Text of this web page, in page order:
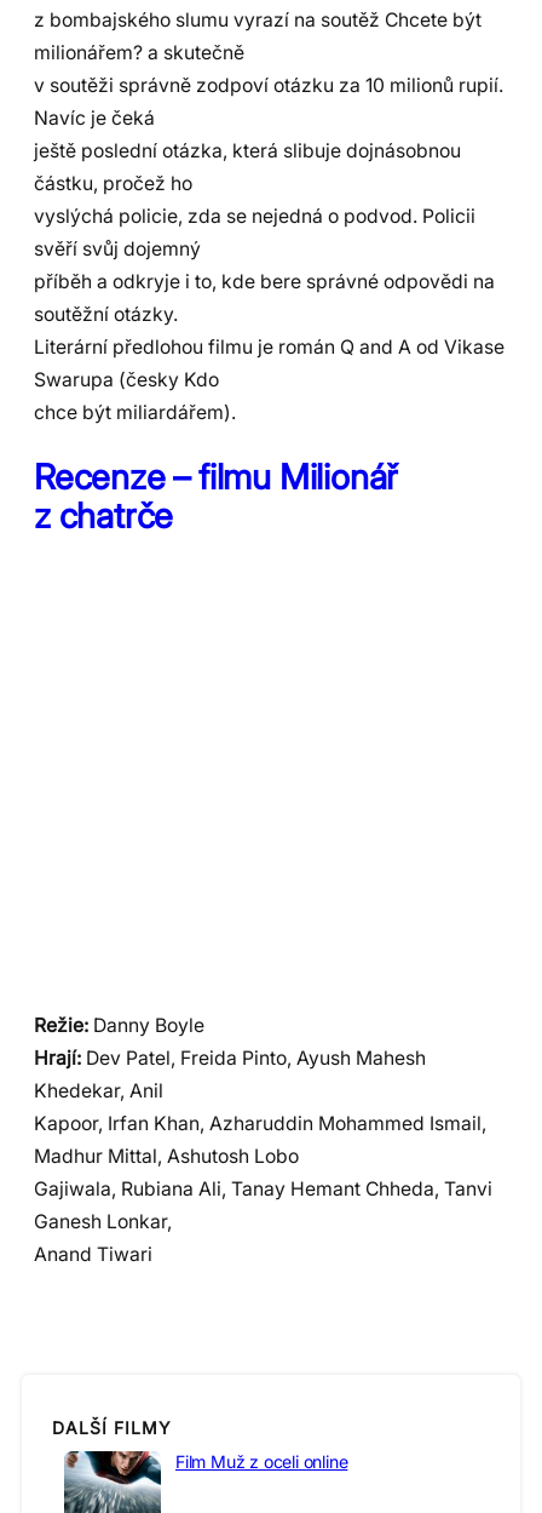
z bombajského slumu vyrazí na soutěž Chcete být
milionářem? a skutečně
v soutěži správně zodpoví otázku za 10 milionů rupií.
Navíc je čeká
ještě poslední otázka, která slibuje dojnásobnou
částku, pročež ho
vyslýchá policie, zda se nejedná o podvod. Policii
svěří svůj dojemný
příběh a odkryje i to, kde bere správné odpovědi na
soutěžní otázky.
Literární předlohou filmu je román Q and A od Vikase
Swarupa (česky Kdo
chce být miliardářem).
Recenze – filmu Milionář
z chatrče
Režie: Danny Boyle
Hrají: Dev Patel, Freida Pinto, Ayush Mahesh
Khedekar, Anil
Kapoor, Irfan Khan, Azharuddin Mohammed Ismail,
Madhur Mittal, Ashutosh Lobo
Gajiwala, Rubiana Ali, Tanay Hemant Chheda, Tanvi
Ganesh Lonkar,
Anand Tiwari
DALŠÍ FILMY
Film Muž z oceli online